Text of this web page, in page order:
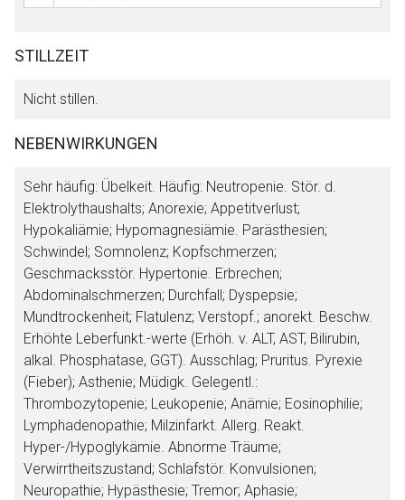
STILLZEIT
Nicht stillen.
NEBENWIRKUNGEN
Sehr häufig: Übelkeit. Häufig: Neutropenie. Stör. d.
Elektrolythaushalts; Anorexie; Appetitverlust;
Hypokaliämie; Hypomagnesiämie. Parästhesien;
Schwindel; Somnolenz; Kopfschmerzen;
Geschmacksstör. Hypertonie. Erbrechen;
Abdominalschmerzen; Durchfall; Dyspepsie;
Mundtrockenheit; Flatulenz; Verstopf.; anorekt. Beschw.
Erhöhte Leberfunkt.-werte (Erhöh. v. ALT, AST, Bilirubin,
alkal. Phosphatase, GGT). Ausschlag; Pruritus. Pyrexie
(Fieber); Asthenie; Müdigk. Gelegentl. :
Thrombozytopenie; Leukopenie; Anämie; Eosinophilie;
Lymphadenopathie; Milzinfarkt. Allerg. Reakt.
Hyper-/Hypoglykämie. Abnorme Träume;
Verwirrtheitszustand; Schlafstör. Konvulsionen;
Neuropathie; Hypästhesie; Tremor; Aphasie;